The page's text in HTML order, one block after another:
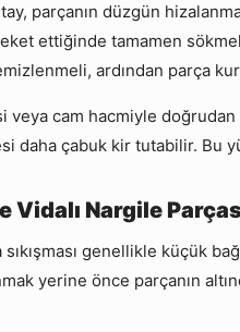
parçanın düzgün
ettiğinde tamamen
ardından parça
veya cam hacmiyle
daha çabuk kir tutabilir. Bu
Vidalı Nargile
genellikle küçük
yerine önce parçanın